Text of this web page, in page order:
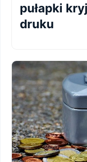
pułapki
druku